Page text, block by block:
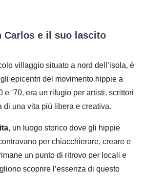
Carlos e il suo lascito
villaggio situato a nord dell’isola, è
epicentri del movimento hippie a
e ‘70, era un rifugio per artisti, scrittori
di una vita più libera e creativa.
, un luogo storico dove gli hippie
per chiacchierare, creare e
un punto di ritrovo per locali e
scoprire l’essenza di questo